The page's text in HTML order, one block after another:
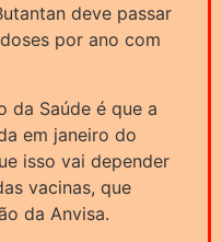
deve passar
por ano com
da Saúde é que a
em janeiro do
isso vai depender
vacinas, que
da Anvisa.